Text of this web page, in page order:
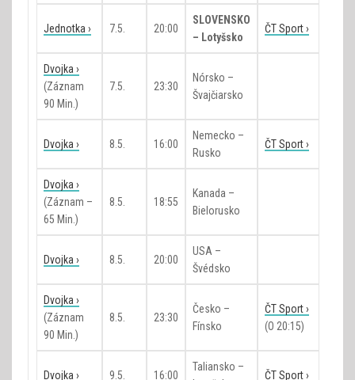
Jednotka › 7.5. 20:00
SLOVENSKO
– Lotyšsko
ČT Sport ›
Dvojka ›
(záznam
90 Min.)
7.5. 23:30
Nórsko –
Švajčiarsko
Dvojka › 8.5. 16:00
Nemecko –
Rusko
ČT Sport ›
Dvojka ›
(záznam –
65 Min.)
8.5. 18:55
Kanada –
Bielorusko
Dvojka › 8.5. 20:00
USA –
Švédsko
Dvojka ›
(záznam
90 Min.)
8.5. 23:30
Česko –
Fínsko
ČT Sport ›
(o 20:15)
Dvojka › 9.5. 16:00
Taliansko –
ČT Sport ›